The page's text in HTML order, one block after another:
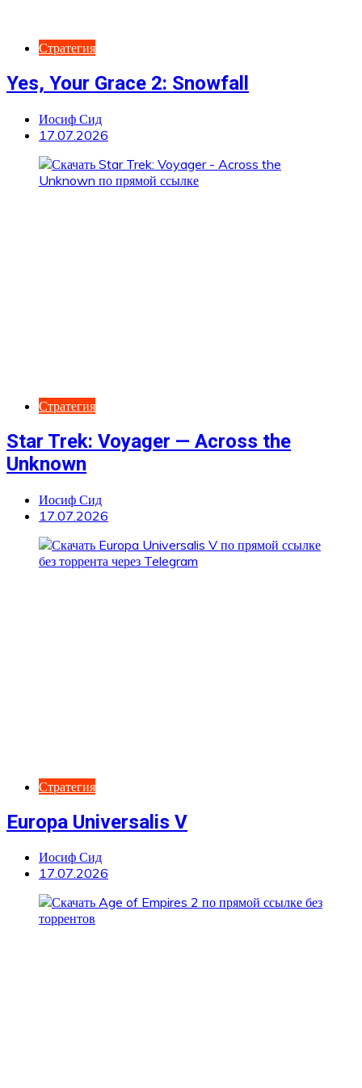
Стратегия
Yes, Your Grace 2: Snowfall
Иосиф Сид
17.07.2026
Стратегия
Star Trek: Voyager — Across the
Unknown
Иосиф Сид
17.07.2026
Стратегия
Europa Universalis V
Иосиф Сид
17.07.2026